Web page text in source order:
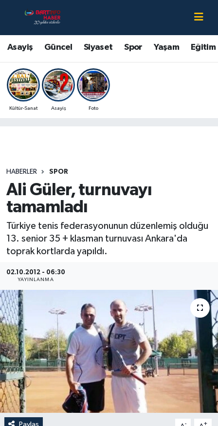
Asayiş Güncel Siyaset Spor Yaşam Eğitim
Kültür-Sanat Asayiş Foto
HABERLER SPOR
Ali Güler, turnuvayı
tamamladı
Türkiye tenis federasyonunun düzenlemiş olduğu
13. senior 35 + klasman turnuvası Ankara'da
toprak kortlarda yapıldı.
02.10.2012 - 06:30
YAYINLANMA
Paylaş - +
Asayiş
Bartın Hakkında
Çevre
Eğitim
Kültür-Sanat
Magazin
Medya
Sivil Toplum
Siyaset
Spor
Tarım
Bartın Nöbetçi Eczaneler
Bartın Hava Durumu
Bartin Namaz Vakitleri
Bartın Trafik Yoğunluk Haritası
Son Dakika Haberleri
Haber Arşivi